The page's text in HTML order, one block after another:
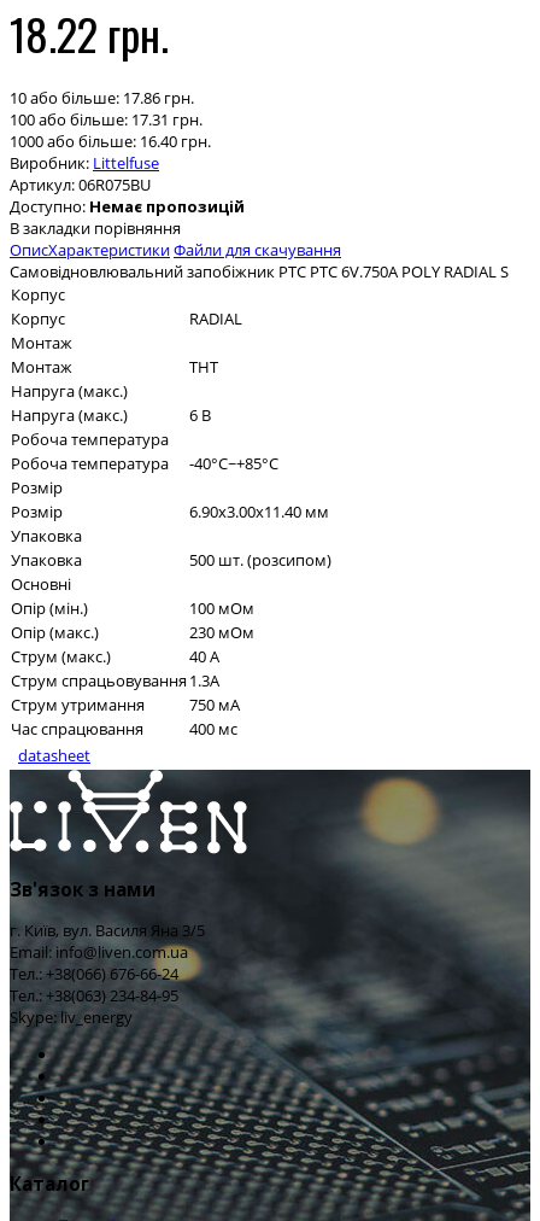
18.22 грн.
10 або більше: 17.86 грн.
100 або більше: 17.31 грн.
1000 або більше: 16.40 грн.
Виробник: Littelfuse
Артикул:06R075BU
Доступно: Немає пропозицій
В закладки порівняння
ОписХарактеристикиФайли для скачування
Самовідновлювальний запобіжник PTC PTC 6V.750A POLY RADIAL S
Корпус
Корпус
RADIAL
Монтаж
Монтаж
THT
Напруга (макс.)
Напруга (макс.)
6 В
Робоча температура
Робоча температура
-40°C~+85°C
Розмір
Розмір
6.90x3.00x11.40 мм
Упаковка
Упаковка
500 шт. (розсипом)
Основні
Опір (мін.)
100 мОм
Опір (макс.)
230 мОм
Струм (макс.)
40 А
Струм спрацьовування1.3A
Струм утримання
750 мА
Час спрацювання
400 мс
datasheet
Зв'язок з нами
г. Київ, вул. Василя Яна 3/5
Email: info@liven.com.ua
Тел.: +38(066) 676-66-24
Тел.: +38(063) 234-84-95
Skype: liv_energy
Каталог